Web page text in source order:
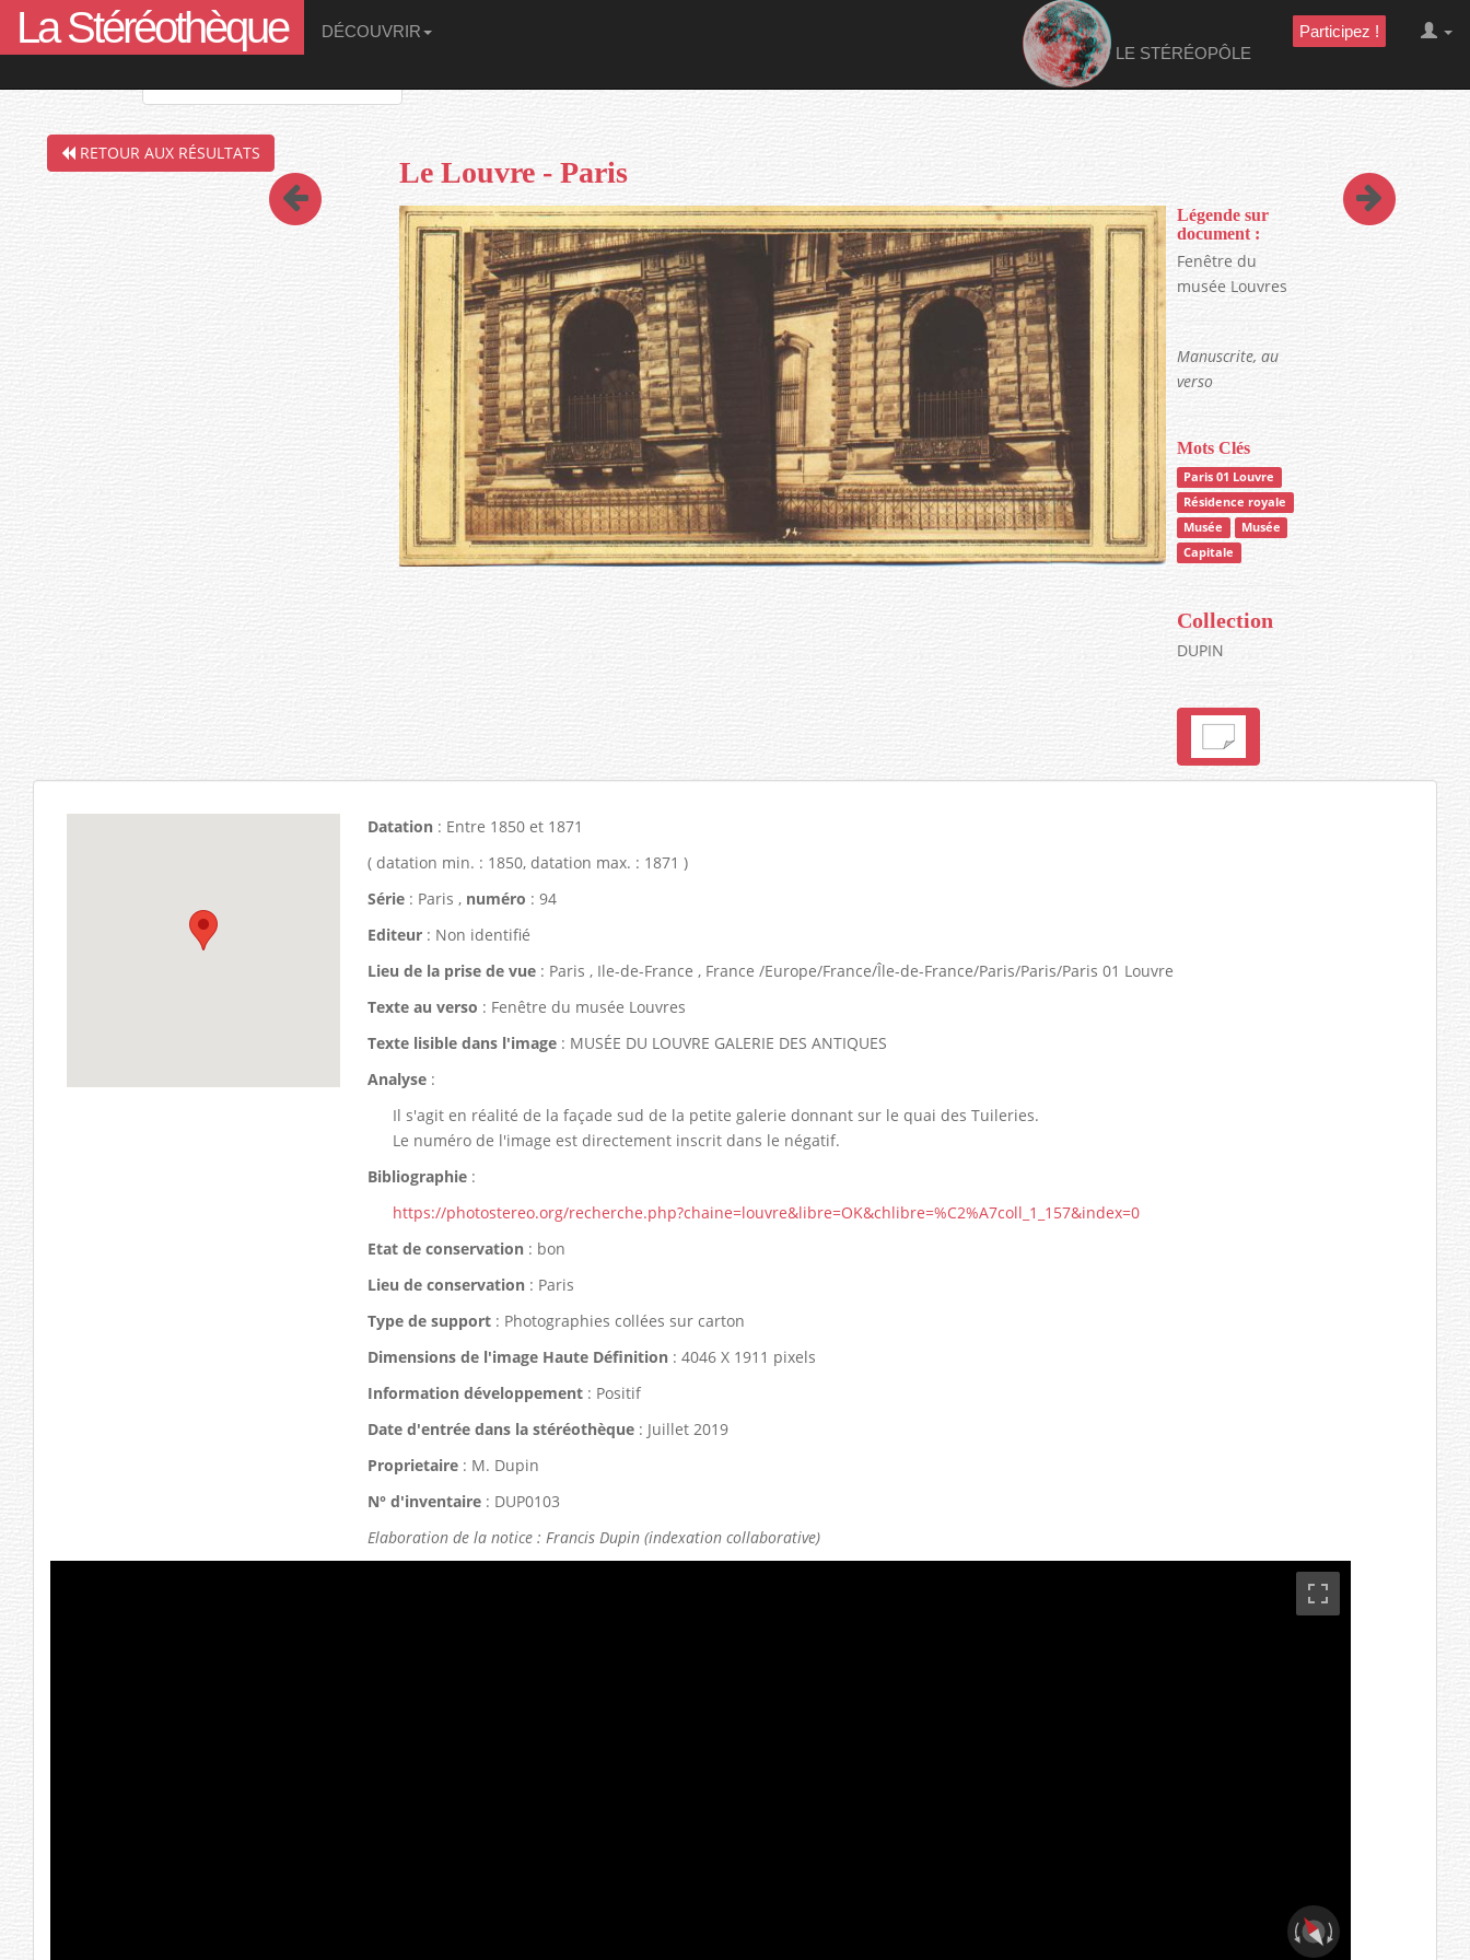
La Stéréothèque
LE STÉRÉOPÔLE
Participez !
DÉCOUVRIR
RETOUR AUX RÉSULTATS
Le Louvre - Paris
Légende sur
document :
Fenêtre du
musée Louvres
Manuscrite, au
verso
Mots Clés
Paris 01 Louvre
Résidence royale
Musée
Musée
Capitale
Collection
DUPIN
Datation : Entre 1850 et 1871
( datation min. : 1850, datation max. : 1871 )
Série : Paris , numéro : 94
Editeur : Non identifié
Lieu de la prise de vue : Paris , Ile-de-France , France /Europe/France/Île-de-France/Paris/Paris/Paris 01 Louvre
Texte au verso : Fenêtre du musée Louvres
Texte lisible dans l'image : MUSÉE DU LOUVRE GALERIE DES ANTIQUES
Analyse :
Il s'agit en réalité de la façade sud de la petite galerie donnant sur le quai des Tuileries.
Le numéro de l'image est directement inscrit dans le négatif.
Bibliographie :
https://photostereo.org/recherche.php?chaine=louvre&libre=OK&chlibre=%C2%A7coll_1_157&index=0
Etat de conservation : bon
Lieu de conservation : Paris
Type de support : Photographies collées sur carton
Dimensions de l'image Haute Définition : 4046 X 1911 pixels
Information développement : Positif
Date d'entrée dans la stéréothèque : Juillet 2019
Proprietaire : M. Dupin
N° d'inventaire : DUP0103
Elaboration de la notice : Francis Dupin (indexation collaborative)